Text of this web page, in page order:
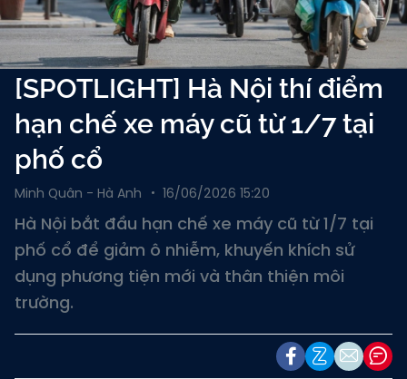
Video
[SPOTLIGHT] Hà Nội thí điểm
hạn chế xe máy cũ từ 1/7 tại
phố cổ
Minh Quân - Hà Anh 16/06/2026 15:20
Hà Nội bắt đầu hạn chế xe máy cũ từ 1/7 tại
phố cổ để giảm ô nhiễm, khuyến khích sử
dụng phương tiện mới và thân thiện môi
trường.